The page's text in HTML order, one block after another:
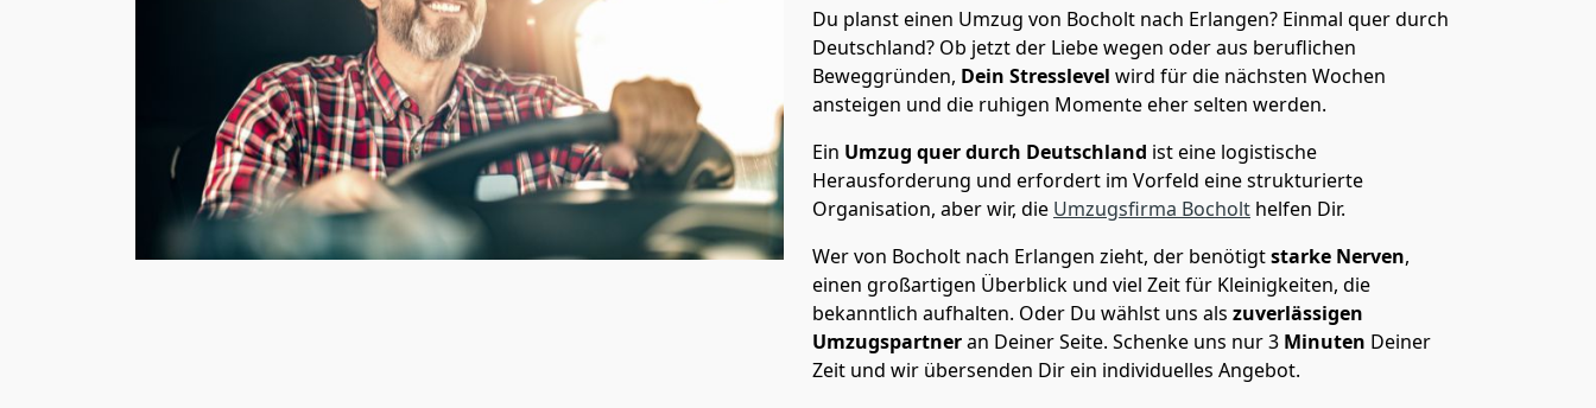
Du planst einen Umzug von Bocholt nach Erlangen? Einmal quer durch
Deutschland? Ob jetzt der Liebe wegen oder aus beruflichen
Beweggründen, Dein Stresslevel wird für die nächsten Wochen
ansteigen und die ruhigen Momente eher selten werden.
Ein Umzug quer durch Deutschland ist eine logistische
Herausforderung und erfordert im Vorfeld eine strukturierte
Organisation, aber wir, die Umzugsfirma Bocholt helfen Dir.
Wer von Bocholt nach Erlangen zieht, der benötigtstarke Nerven,
einen großartigen Überblick und viel Zeit für Kleinigkeiten, die
bekanntlich aufhalten. Oder Du wählst uns als zuverlässigen
Umzugspartneran Deiner Seite. Schenke uns nur3 Minuten Deiner
Zeit und wir übersenden Dir ein individuelles Angebot.